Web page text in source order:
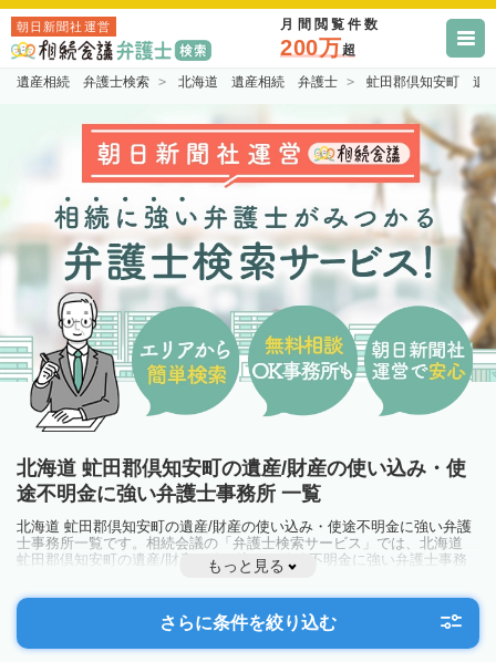
朝日新聞社運営 月間閲覧件数
200万超
遺産相続 弁護士検索 北海道 遺産相続 弁護士 虻田郡倶知安町 遺
北海道 虻田郡倶知安町の遺産/財産の使い込み・使
途不明金に強い弁護士事務所 一覧
北海道 虻田郡倶知安町の遺産/財産の使い込み・使途不明金に強い弁護
士事務所一覧です。相続会議の「弁護士検索サービス」では、北海道
虻田郡倶知安町の遺産/財産の使い込み・使途不明金に強い弁護士事務
所を一覧で見ることが出来ます。相続のトラブルやお悩みを抱えている
方は一度近隣の弁護士に相談してみましょう。
もっと見る
さらに条件を絞り込む